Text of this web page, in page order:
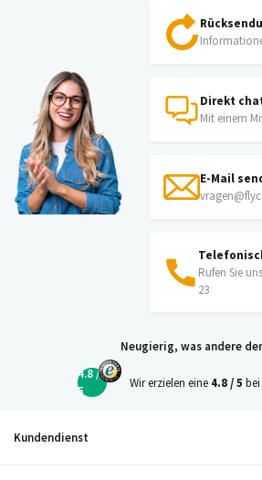
Direkt
Mit einem
E-Mail
Rufen Sie
23
Neugierig, was andere
4.8 /
5
Wir erzielen eine 4.8 / 5 bei
Kundendienst